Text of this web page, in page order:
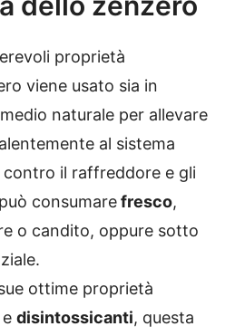
proprietà
viene usato sia in
naturale per allevare
al sistema
il raffreddore e gli
consumarefresco,
o candito, oppure sotto
ottime proprietà
disintossicanti, questa